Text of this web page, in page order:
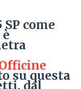
come
su questa
dal